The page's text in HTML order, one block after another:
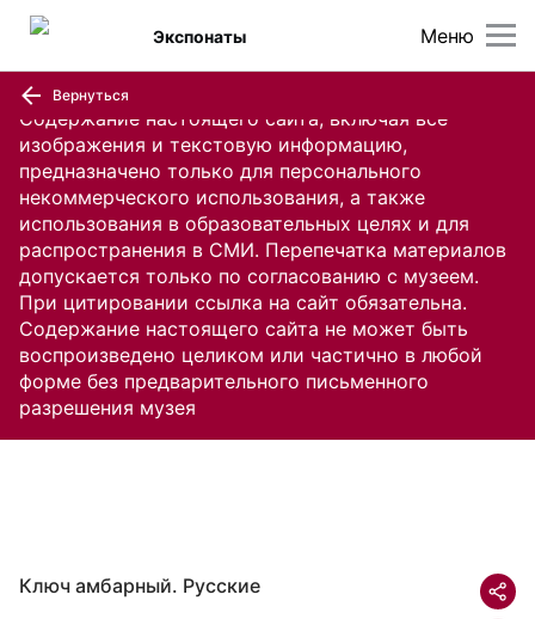
Содержание настоящего сайта, включая все
изображения и текстовую информацию,
предназначено только для персонального
некоммерческого использования, а также
использования в образовательных целях и для
распространения в СМИ. Перепечатка материалов
допускается только по согласованию с музеем.
При цитировании ссылка на сайт обязательна.
Содержание настоящего сайта не может быть
воспроизведено целиком или частично в любой
форме без предварительного письменного
разрешения музея
Меню
Экспонаты
Вернуться
Ключ амбарный. Русские